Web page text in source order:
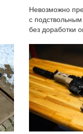
Невозможно
с
без доработки